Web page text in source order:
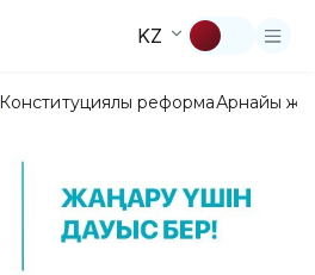
KZ
Конституциялық реформаАрнайы